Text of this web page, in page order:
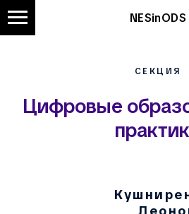
NESinODS
СЕКЦИЯ
Цифровые